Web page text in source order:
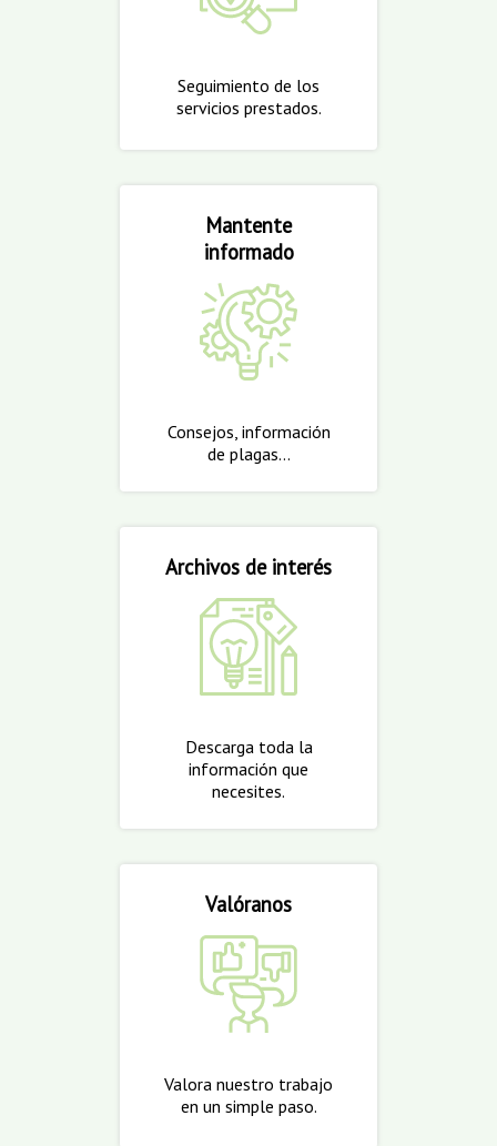
Seguimiento de los
servicios prestados.
Mantente
informado
Consejos, información
de plagas...
Archivos de interés
Descarga toda la
información que
necesites.
Valóranos
Valora nuestro trabajo
en un simple paso.